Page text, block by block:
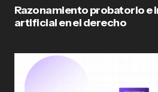
Razonamiento probatorio e
artificial en el derecho